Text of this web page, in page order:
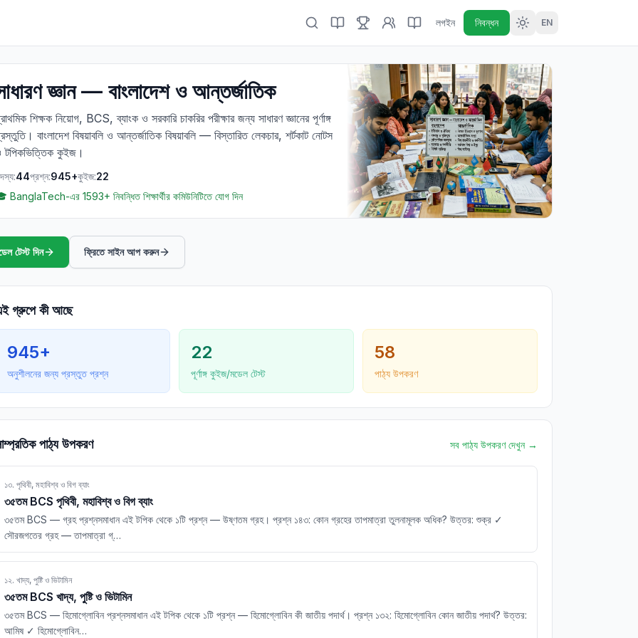
লগইন নিবন্ধন EN
জ্ঞান — বাংলাদেশ ও আন্তর্জাতিক
শিক্ষক নিয়োগ, BCS, ব্যাংক ও সরকারি চাকরির পরীক্ষার জন্য সাধারণ জ্ঞানের পূর্ণাঙ্গ
বাংলাদেশ বিষয়াবলি ও আন্তর্জাতিক বিষয়াবলি — বিস্তারিত লেকচার, শর্টকাট নোটস
টপিকভিত্তিক কুইজ।
:44প্রশ্ন:945+কুইজ:22
BanglaTech-এর 1593+ নিবন্ধিত শিক্ষার্থীর কমিউনিটিতে যোগ দিন
টেস্ট দিন ফ্রিতে সাইন আপ করুন
গ্রুপে কী আছে
945+
অনুশীলনের জন্য প্রস্তুত প্রশ্ন
22
পূর্ণাঙ্গ কুইজ/মডেল টেস্ট
58
পাঠ্য উপকরণ
পাঠ্য উপকরণ সব পাঠ্য উপকরণ দেখুন→
১৩. পৃথিবী, মহাবিশ্ব ও বিগ ব্যাং
৩৫তম BCS পৃথিবী, মহাবিশ্ব ও বিগ ব্যাং
৩৫তম BCS — গ্রহ প্রশ্নসমাধান এই টপিক থেকে ১টি প্রশ্ন — উষ্ণতম গ্রহ। প্রশ্ন ১৪৩: কোন গ্রহের তাপমাত্রা তুলনামূলক অধিক? উত্তর: শুক্র ✓
সৌরজগতের গ্রহ — তাপমাত্রা গ্…
১২. খাদ্য, পুষ্টি ও ভিটামিন
৩৫তম BCS খাদ্য, পুষ্টি ও ভিটামিন
৩৫তম BCS — হিমোগ্লোবিন প্রশ্নসমাধান এই টপিক থেকে ১টি প্রশ্ন — হিমোগ্লোবিন কী জাতীয় পদার্থ। প্রশ্ন ১৩২: হিমোগ্লোবিন কোন জাতীয় পদার্থ? উত্তর:
আমিষ ✓ হিমোগ্লোবিন…